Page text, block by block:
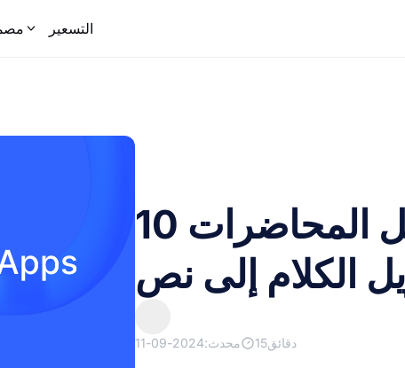
التسعير
10 أفضل تطبيقات تسجيل المحاضرات
الكلام إلى نص
محدث:2024-09-11 15دقائق